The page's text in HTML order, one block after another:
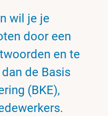
wil je je
door een
en te
de Basis
(BKE),